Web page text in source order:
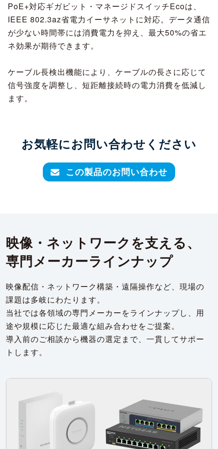
PoE+対応ギガビット・マネージドスイッチEcoは、
IEEE 802.3az省電力イーサネットに対応。データ通信
が少ない時間帯には消費電力を抑え、最大50%の省エ
ネ効果が期待できます。
ケーブル長検出機能により、ケーブルの長さに応じて
信号強度を調整し、短距離接続時の電力消費を低減し
ます。
お気軽にお問い合わせください
この製品のお問い合わせ
映像・ネットワークを支える、
専門メーカーラインナップ
映像配信・ネットワーク構築・遠隔操作など、現場の
課題は多岐にわたります。
当社では各領域の専門メーカーをラインナップし、用
途や規模に応じた最適な組み合わせをご提案。
導入前のご相談から機器の選定まで、一貫してサポー
トします。